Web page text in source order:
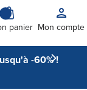
panier Mon compte
-60% !